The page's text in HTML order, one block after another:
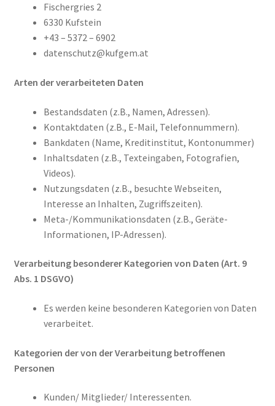
Fischergries 2
6330 Kufstein
+43 – 5372 – 6902
datenschutz@kufgem.at
Arten der verarbeiteten Daten
Bestandsdaten (z.B., Namen, Adressen).
Kontaktdaten (z.B., E-Mail, Telefonnummern).
Bankdaten (Name, Kreditinstitut, Kontonummer)
Inhaltsdaten (z.B., Texteingaben, Fotografien,
Videos).
Nutzungsdaten (z.B., besuchte Webseiten,
Interesse an Inhalten, Zugriffszeiten).
Meta-/Kommunikationsdaten (z.B., Geräte-
Informationen, IP-Adressen).
Verarbeitung besonderer Kategorien von Daten (Art. 9
Abs. 1 DSGVO)
Es werden keine besonderen Kategorien von Daten
verarbeitet.
Kategorien der von der Verarbeitung betroffenen
Personen
Kunden/ Mitglieder/ Interessenten.